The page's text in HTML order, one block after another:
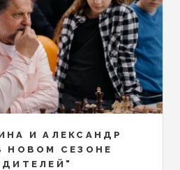
И АЛЕКСАНДР
НОВОМ СЕЗОНЕ